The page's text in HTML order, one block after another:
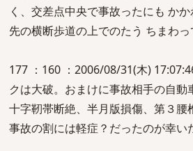
く、交差点中央で事故ったにも か
先の横断歩道の上でのたう ちまわっ
177 ：160 ：2006/08/31(木)
クは大破。おまけに事故相手の自動
十字靭帯断絶、半月版損傷、第３腰
事故の割には軽症？だったのが幸い